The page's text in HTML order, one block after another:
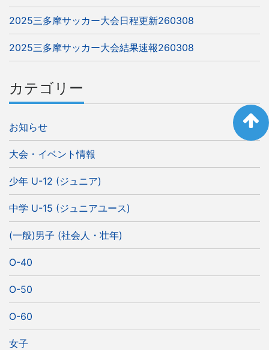
2025三多摩サッカー大会日程更新260308
2025三多摩サッカー大会結果速報260308
カテゴリー
お知らせ
大会・イベント情報
少年 U-12 (ジュニア)
中学 U-15 (ジュニアユース)
(一般)男子 (社会人・壮年)
O-40
O-50
O-60
女子